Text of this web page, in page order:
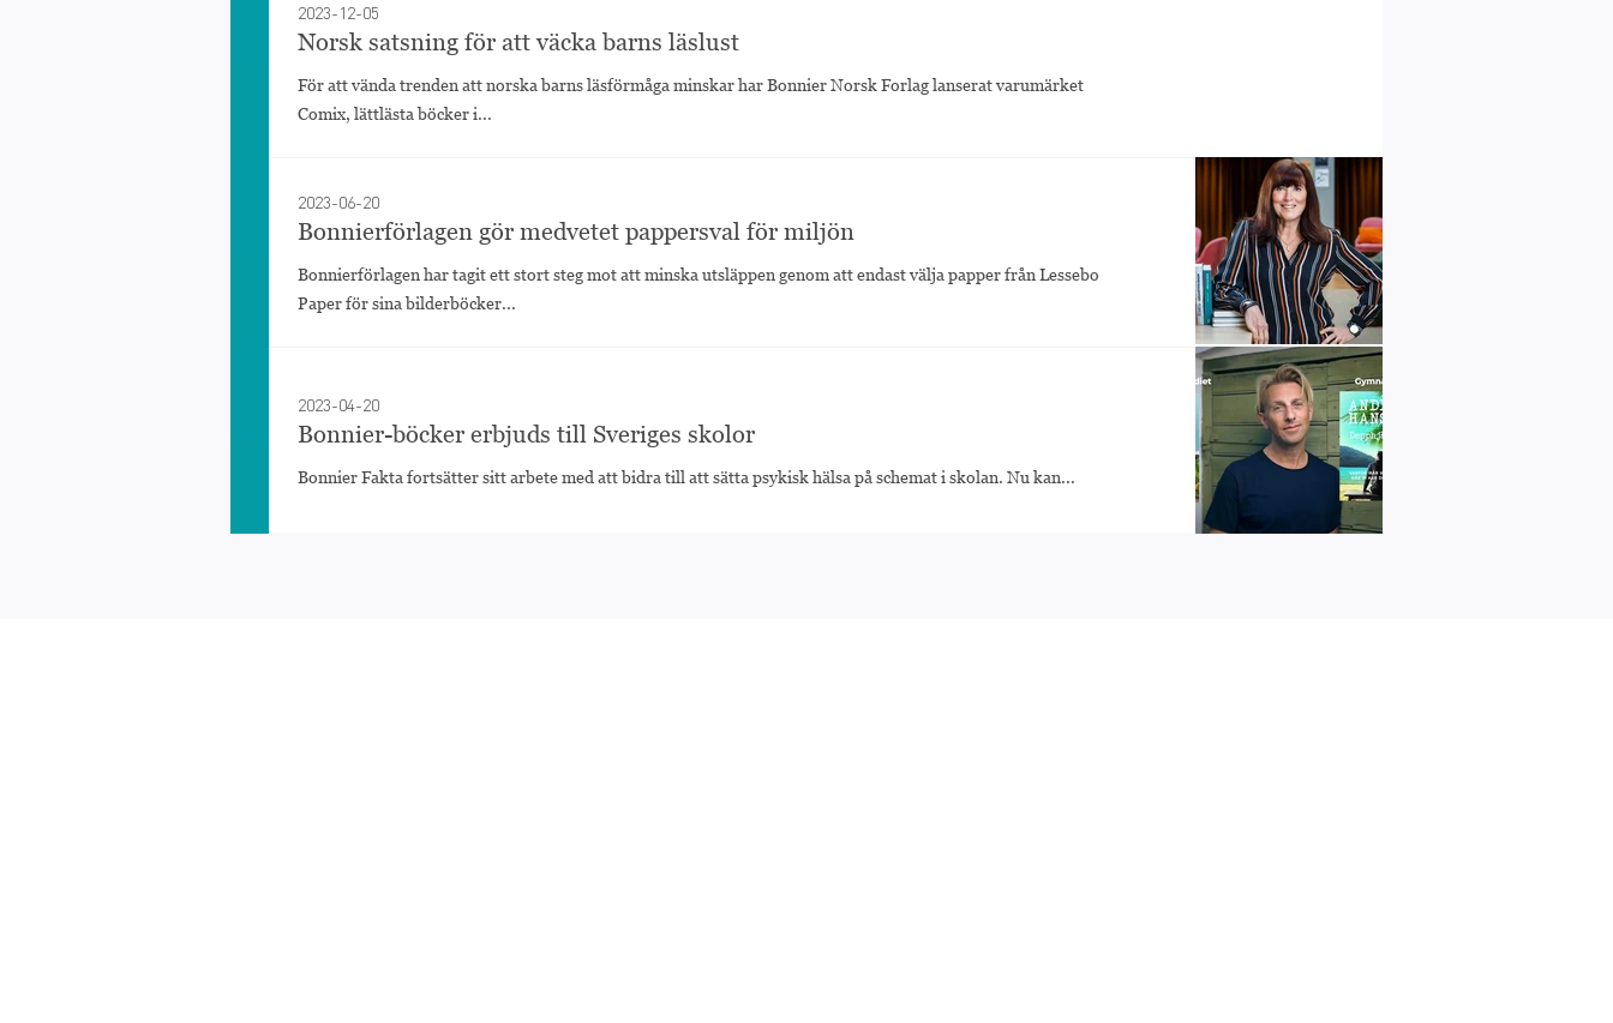
2023-12-05
Norsk satsning för att väcka barns läslust
För att vända trenden att norska barns läsförmåga minskar har Bonnier Norsk Forlag lanserat varumärket
Comix, lättlästa böcker i...
2023-06-20
Bonnierförlagen gör medvetet pappersval för miljön
Bonnierförlagen har tagit ett stort steg mot att minska utsläppen genom att endast välja papper från Lessebo
Paper för sina bilderböcker...
2023-04-20
Bonnier-böcker erbjuds till Sveriges skolor
Bonnier Fakta fortsätter sitt arbete med att bidra till att sätta psykisk hälsa på schemat i skolan. Nu kan...